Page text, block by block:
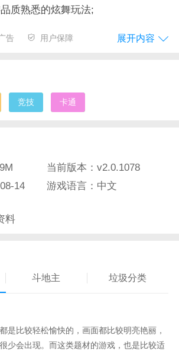
质熟悉的炫舞玩法;
造型韩流日系多种风格;
战模式解锁全新角色和皮肤;
版测评
这款游戏和当年火爆全网的劲舞团的
色可以在舞池中大放光彩，享受跳舞
告 用户保障 展开内容
竞技 卡通
当前版本：v2.0.1078
14
游戏语言：中文
料
斗地主 垃圾分类
是比较轻松愉快的，画面都比较明亮艳丽，
少会出现。而这类题材的游戏，也是比较适